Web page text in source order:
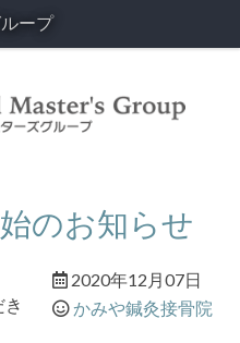
ープ
のお知らせ
2020年12月07日
かみや鍼灸接骨院